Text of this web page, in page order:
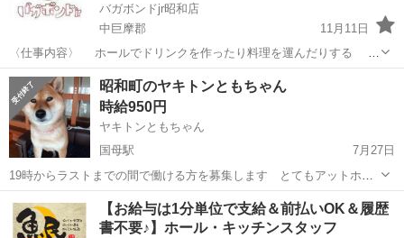
バガボンドjr昭和店
中巨摩郡
11月11日
〈仕事内容〉 ホールでドリンクを作ったり料理を運んだりする お
仕事です。 キッチンで料理を作ったりもできますので 色々な経験
ができます！ 〈勤務地〉 中巨摩郡昭和町西条5156 バガボンドjr昭
和店 tel0...
山梨 中巨摩郡 居酒屋
昭和町のヤキトンともちゃん
時給950円
ヤキトンともちゃん
国母駅
7月27日
19時からラストまでの間で働ける方を募集します とてもアットホー
ム感ある職場です 楽しく働けます 週２回くらいでも良いです 時
給は950円スタートで能率給になります 食事付 同時に正社員も募集
中です 詳細の事は遠慮せずにお店...
中巨摩郡 国母駅 居酒屋
【お給与は1分単位で支給＆前払いOK＆履歴
書不要♪】ホール・キッチンスタッフ